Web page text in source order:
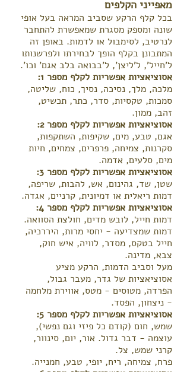
מאפייני הקלפים
בכל קלף הרקע שסביב המראה בעל אופי
שונה ומספק מסגרת שמאפשרת להתחבר
לנרטיב, לסימבול או לדמות. באופן זה
המתבונן בקלף הופך לבחירתו ולפרשנותו
ל'חייל', ל'ליצן', ל'בבואה בלב אגם' וכו'.
אסוציאציות אפשריות לקלף מספר 1:
מלכה, מלך, נסיכה, נסיך, כוח, שליטה,
סמכות, טקסיות, סדר, כתר, תכשיט,
זהב, ממון.
אסוציאציות אפשריות לקלף מספר 2:
אגם, טבע, מים, שקיפות, השתקפות,
סקרנות, צמיחה, פרפרים, צמחים, חיות
מים, סלעים, אדמה.
אסוציאציות אפשריות לקלף מספר 3:
שטן, שד, גהינום, אש, להבות, שריפה,
דמות ריאלית או דמיונית, קרניים, אגדה.
אסוציאציות אפשריות לקלף מספר 4:
דמות חייל, לובש מדים, חולצת הסוואה.
דמות שמצדיעה - יחסי מרות, היררכיה,
חייל בטקס, מסדר, לוויה, איש חוק,
צבא, מדינה.
מעל וסביב הדמות, הרקע מציע
אסוציאציות של גדר, מעבר גבול,
הפרדה, מטוסים - מטס, אווירת מלחמה
- ניצחון, הפסד.
אסוציאציות אפשריות לקלף מספר 5:
שמש, חום (קודם כל פיזי וגם נפשי),
עוצמה - דבר גדול. אור, יום, סינוור,
קרני שמש, צל.
פרח, צמיחה, ריח, יופי, טבע, חמנייה.